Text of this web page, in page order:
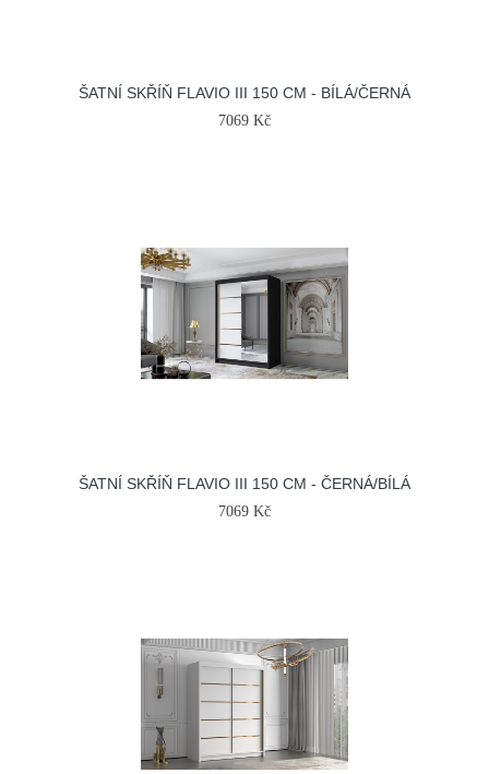
ŠATNÍ SKŘÍŇ FLAVIO III 150 CM - BÍLÁ/ČERNÁ
7069 Kč
ŠATNÍ SKŘÍŇ FLAVIO III 150 CM - ČERNÁ/BÍLÁ
7069 Kč